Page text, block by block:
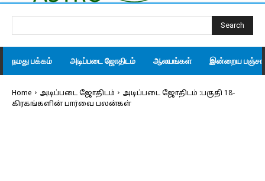
Search
நமது பக்கம் அடிப்படை ஜோதிடம் ஆலயங்கள் இன்றைய
Home அடிப்படை ஜோதிடம்
அடிப்படை ஜோதிடம் :பகுதி 18-
கிரகங்களின் பார்வை பலன்கள்